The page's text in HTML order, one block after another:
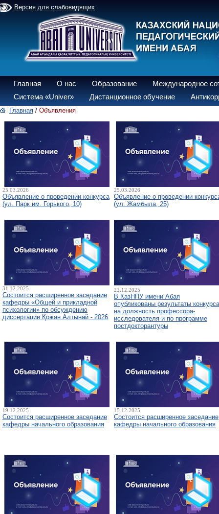
Версия для слабовидящих
Главная О нас Образование
Международное
Система «Univer»
Дистанционное обучение
Главная / Объявления
25.03.2026
Объявление о проведении конкурса
(ул. Парк им. Горького, 10)
25.03.2026
Объявление о проведении
(ул. Жамбыла, 25)
31.12.2025
Состоится расширенное заседание
кафедры «Общей и прикладной
психологии» по обсуждению
диссертации Қожан Алтынай - 2026
22.12.2025
В КазНПУ имени Абая
опубликованы результаты конкурса
на должность профессора-
исследователя и по программе
постдокторантуры
19.12.2025
Состоится расширенное заседание
кафедры начального образования
15.12.2025
Состоится расширенное заседание
кафедры начального образования